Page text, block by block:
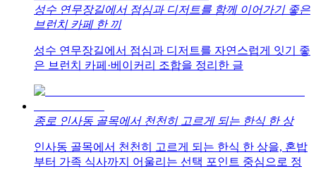
성수 연무장길에서 점심과 디저트를 함께 이어가기 좋은
브런치 카페 한 끼
성수 연무장길에서 점심과 디저트를 자연스럽게 잇기 좋
은 브런치 카페·베이커리 조합을 정리한 글
종로 인사동 골목에서 천천히 고르게 되는 한식 한 상
인사동 골목에서 천천히 고르게 되는 한식 한 상을, 혼밥
부터 가족 식사까지 어울리는 선택 포인트 중심으로 정